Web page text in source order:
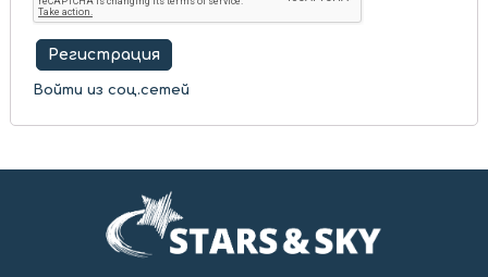
Регистрация
Войти из соц.сетей